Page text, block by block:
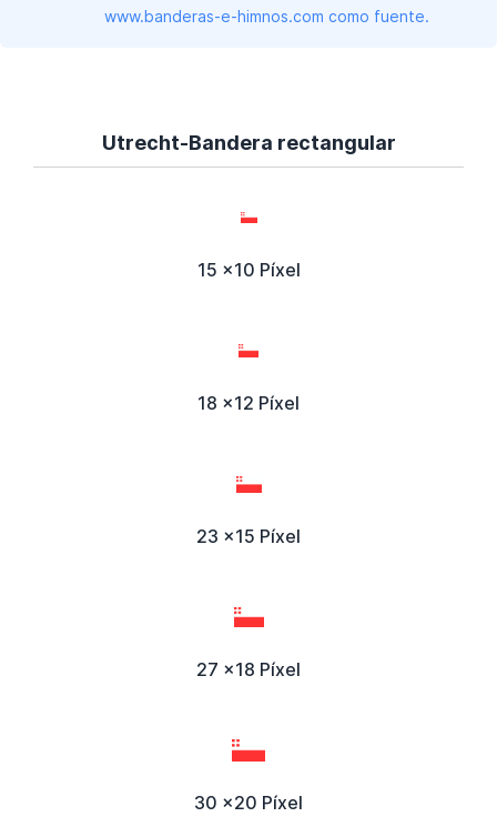
www.banderas-e-himnos.com como fuente.
Utrecht-Bandera rectangular
15 x10 Píxel
18 x12 Píxel
23 x15 Píxel
27 x18 Píxel
30 x20 Píxel